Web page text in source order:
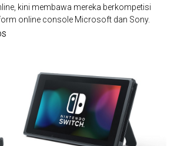
kini membawa mereka berkompetisi
online console Microsoft dan Sony.